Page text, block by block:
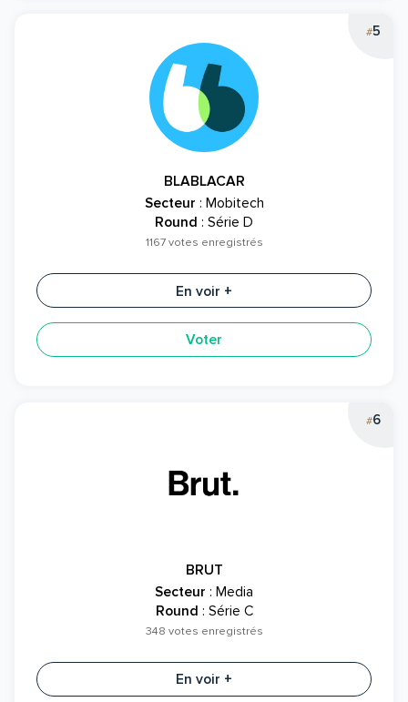
#5
BLABLACAR
Secteur : Mobitech
Round : Série D
1167 votes enregistrés
En voir +
Voter
#6
BRUT
Secteur : Media
Round : Série C
348 votes enregistrés
En voir +